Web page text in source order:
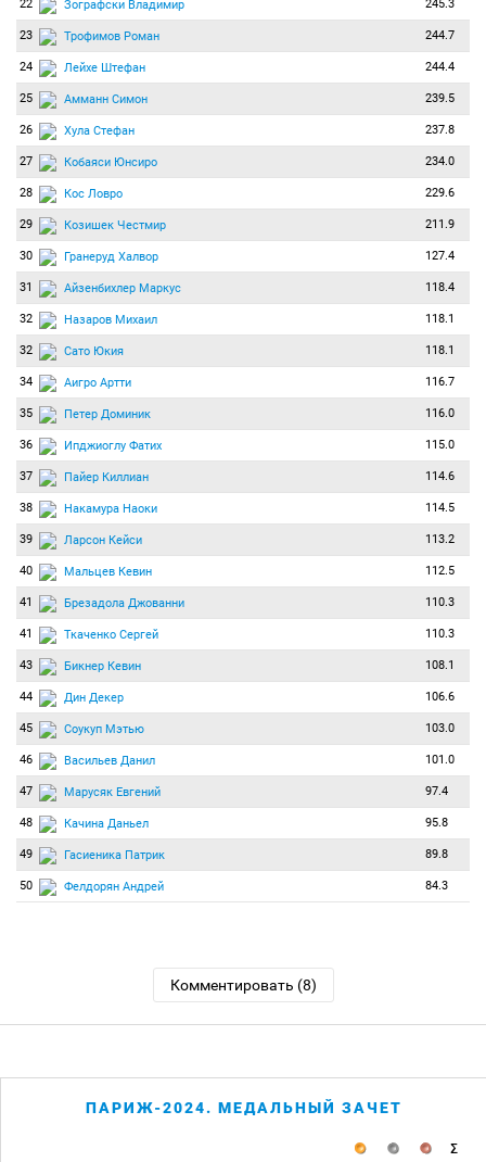
22 Зографски Владимир 245.3
23 Трофимов Роман 244.7
24 Лейхе Штефан 244.4
25 Амманн Симон 239.5
26 Хула Стефан 237.8
27 Кобаяси Юнсиро 234.0
28 Кос Ловро 229.6
29 Козишек Честмир 211.9
30 Гранеруд Халвор 127.4
31 Айзенбихлер Маркус 118.4
32 Назаров Михаил 118.1
32 Сато Юкия 118.1
34 Аигро Артти 116.7
35 Петер Доминик 116.0
36 Ипджиоглу Фатих 115.0
37 Пайер Киллиан 114.6
38 Накамура Наоки 114.5
39 Ларсон Кейси 113.2
40 Мальцев Кевин 112.5
41 Брезадола Джованни 110.3
41 Ткаченко Сергей 110.3
43 Бикнер Кевин 108.1
44 Дин Декер 106.6
45 Соукуп Мэтью 103.0
46 Васильев Данил 101.0
47 Марусяк Евгений 97.4
48 Качина Даньел 95.8
49 Гасиеника Патрик 89.8
50 Фелдорян Андрей 84.3
Комментировать (8)
ПАРИЖ-2024. МЕДАЛЬНЫЙ ЗАЧЕТ